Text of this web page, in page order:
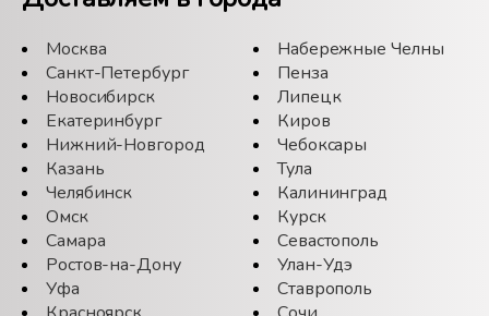
Москва
Санкт-Петербург
Новосибирск
Екатеринбург
Нижний-Новгород
Казань
Челябинск
Омск
Самара
Ростов-на-Дону
Уфа
Набережные Челны
Пенза
Липецк
Киров
Чебоксары
Тула
Калининград
Курск
Севастополь
Улан-Удэ
Ставрополь